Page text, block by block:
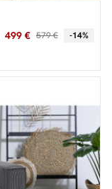
499 € 579 € -14%